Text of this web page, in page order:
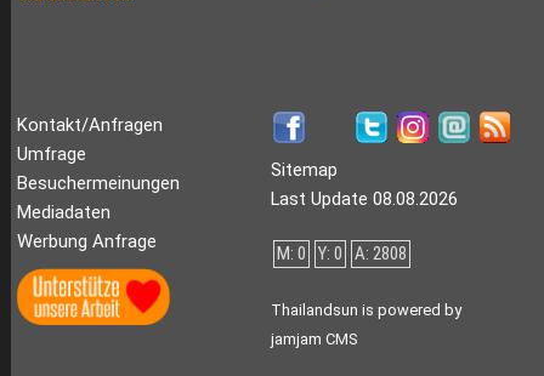
Kontakt/Anfragen
Umfrage
Besuchermeinungen
Mediadaten
Werbung Anfrage
Sitemap
Last Update 08.08.2026
M: 0 Y: 0 A: 2808
Thailandsun is powered by
jamjam CMS